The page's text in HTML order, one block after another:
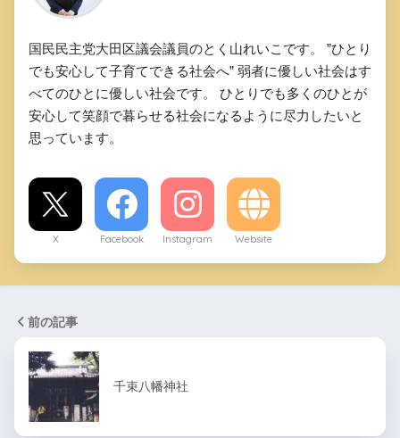
国民民主党大田区議会議員のとく山れいこです。 ”ひとり
でも安心して子育てできる社会へ” 弱者に優しい社会はす
べてのひとに優しい社会です。 ひとりでも多くのひとが
安心して笑顔で暮らせる社会になるように尽力したいと
思っています。
X Facebook Instagram Website
前の記事
千束八幡神社